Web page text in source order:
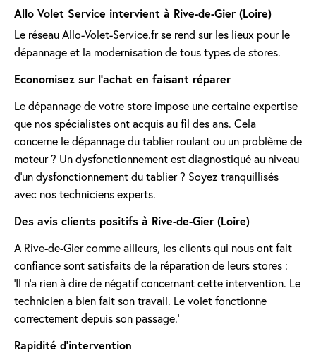
Allo Volet Service intervient à Rive-de-Gier (Loire)
Le réseau Allo-Volet-Service.fr se rend sur les lieux pour le
dépannage et la modernisation de tous types de stores.
Economisez sur l'achat en faisant réparer
Le dépannage de votre store impose une certaine expertise
que nos spécialistes ont acquis au fil des ans. Cela
concerne le dépannage du tablier roulant ou un problème de
moteur ? Un dysfonctionnement est diagnostiqué au niveau
d'un dysfonctionnement du tablier ? Soyez tranquillisés
avec nos techniciens experts.
Des avis clients positifs à Rive-de-Gier (Loire)
A Rive-de-Gier comme ailleurs, les clients qui nous ont fait
confiance sont satisfaits de la réparation de leurs stores :
'Il n’a rien à dire de négatif concernant cette intervention. Le
technicien a bien fait son travail. Le volet fonctionne
correctement depuis son passage.'
Rapidité d'intervention